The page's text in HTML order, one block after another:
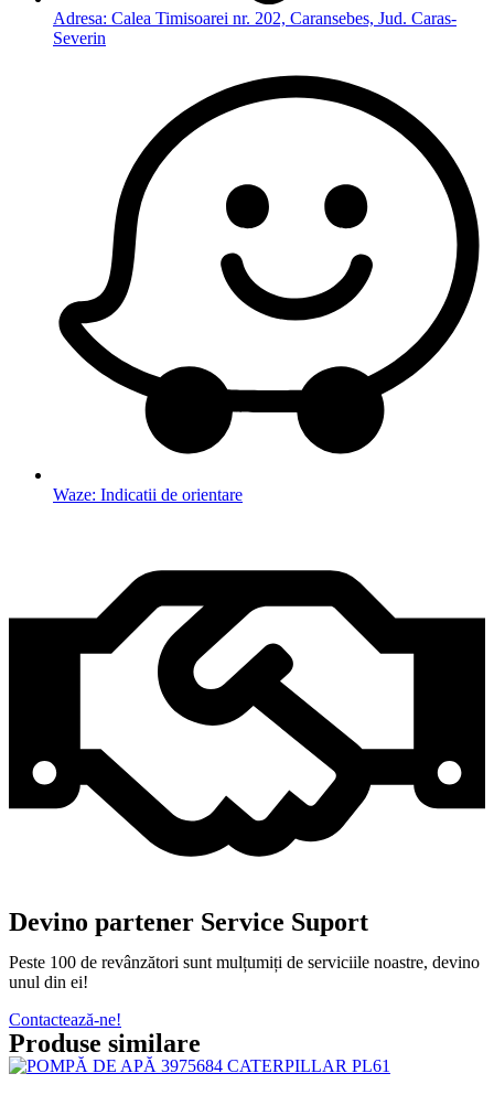
Adresa: Calea Timisoarei nr. 202, Caransebes, Jud. Caras-
Severin
Waze: Indicatii de orientare
Devino partener Service Suport
Peste 100 de revânzători sunt mulțumiți de serviciile noastre, devino
unul din ei!
Contactează-ne!
Produse similare